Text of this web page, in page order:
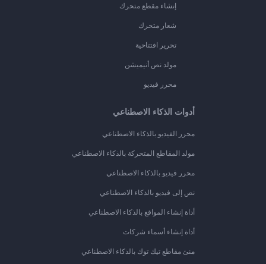
إنشاء مقطع متحرك
شعار متحرك
تحرير افتتاحية
مولد نص أنيميشن
محرر فيديو
أدوات الذكاء الاصطناعي
محرر الفيديو بالذكاء الاصطناعي
مولد المقاطع المتحركة بالذكاء الاصطناعي
محرر فيديو بالذكاء الاصطناعي
نص إلى فيديو بالذكاء الاصطناعي
أداة إنشاء المواقع بالذكاء الاصطناعي
أداة إنشاء أسماء شركات
منئ مقاطع تيك توك بالذكاء الاصطناعي